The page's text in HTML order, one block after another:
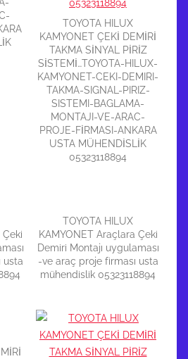
TOYOTA HILUX
KAMYONET ÇEKİ DEMİRİ
TAKMA SİNYAL PİRİZ
SİSTEMİ…TOYOTA-HILUX-
KAMYONET-CEKI-DEMIRI-
TAKMA-SIGNAL-PIRIZ-
SISTEMI-BAGLAMA-
MONTAJI-VE-ARAC-
PROJE-FİRMASI-ANKARA
USTA MÜHENDİSLİK
05323118894
Çeki
usta
TOYOTA HILUX
KAMYONET Araçlara Çeki
Demiri Montajı uygulaması
-ve araç proje firması usta
mühendislik 05323118894